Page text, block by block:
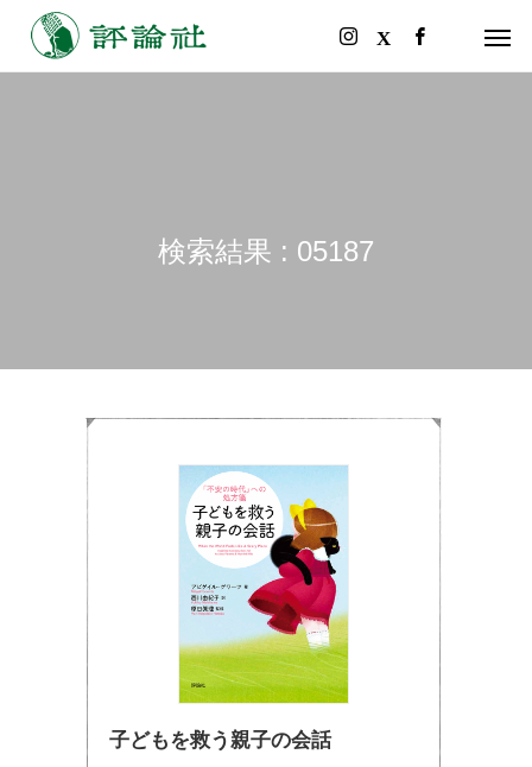
検索結果 : 05187
子どもを救う親子の会話